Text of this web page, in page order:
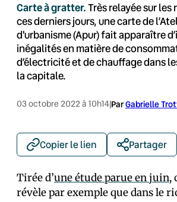
Carte à gratter.Très relayée sur les
ces derniers jours, une carte de
d'urbanisme (Apur) fait apparaître
inégalités en matière de
d’électricité et de chauffage dans
la capitale.
03 octobre 2022 à 10h14|ParGabrielle
Copier le lien Partager
Tirée d’une étude parue en juin,
révèle par exemple que dans le